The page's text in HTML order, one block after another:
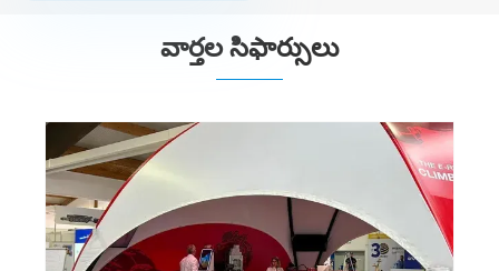
వార్తల సిఫార్సులు